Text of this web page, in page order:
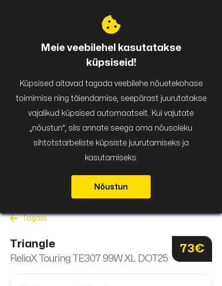
Tagasi
Triangle
ReliaX Touring TE307 99W XL DOT25
73€
Meie veebilehel kasutatakse
küpsiseid!
Küpsised aitavad tagada veebilehe nõuetekohase
toimimise ning täiendamise, seepärast juurutatakse
vajalikud küpsised automaatselt. Kui vajutate
„nõustun“, siis annate seega oma nõusoleku
sihtotstarbeliste küpsiste juurutamiseks ja
kasutamiseks.
Nõustun